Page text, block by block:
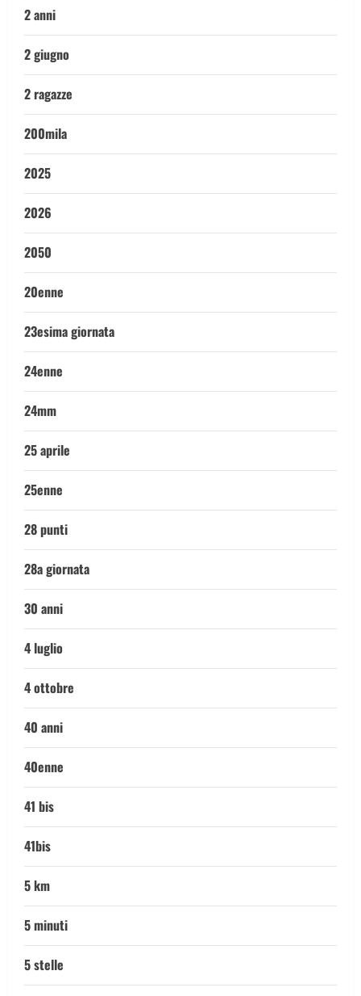
2 anni
2 giugno
2 ragazze
200mila
2025
2026
2050
20enne
23esima giornata
24enne
24mm
25 aprile
25enne
28 punti
28a giornata
30 anni
4 luglio
4 ottobre
40 anni
40enne
41 bis
41bis
5 km
5 minuti
5 stelle